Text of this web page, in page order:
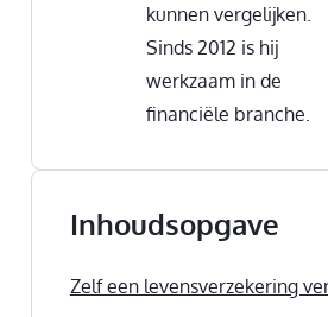
kunnen vergelijken.
Sinds 2012 is hij
werkzaam in de
financiële branche.
Inhoudsopgave
Zelf een levensverzekering